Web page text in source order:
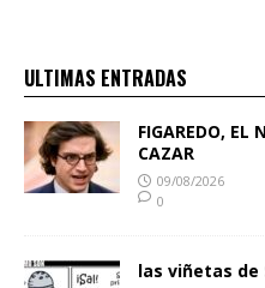
ULTIMAS ENTRADAS
FIGAREDO, EL
CAZAR
09/08/2026
0
las viñetas de